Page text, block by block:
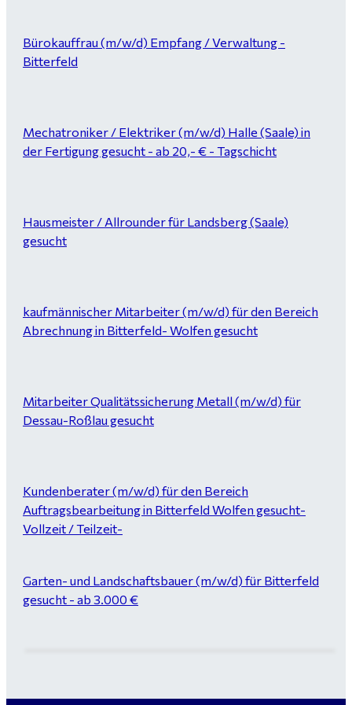
Bürokauffrau (m/w/d) Empfang / Verwaltung -
Bitterfeld
Mechatroniker / Elektriker (m/w/d) Halle (Saale) in
der Fertigung gesucht - ab 20,- € - Tagschicht
Hausmeister / Allrounder für Landsberg (Saale)
gesucht
kaufmännischer Mitarbeiter (m/w/d) für den Bereich
Abrechnung in Bitterfeld- Wolfen gesucht
Mitarbeiter Qualitätssicherung Metall (m/w/d) für
Dessau-Roßlau gesucht
Kundenberater (m/w/d) für den Bereich
Auftragsbearbeitung in Bitterfeld Wolfen gesucht-
Vollzeit / Teilzeit-
Garten- und Landschaftsbauer (m/w/d) für Bitterfeld
gesucht - ab 3.000 €